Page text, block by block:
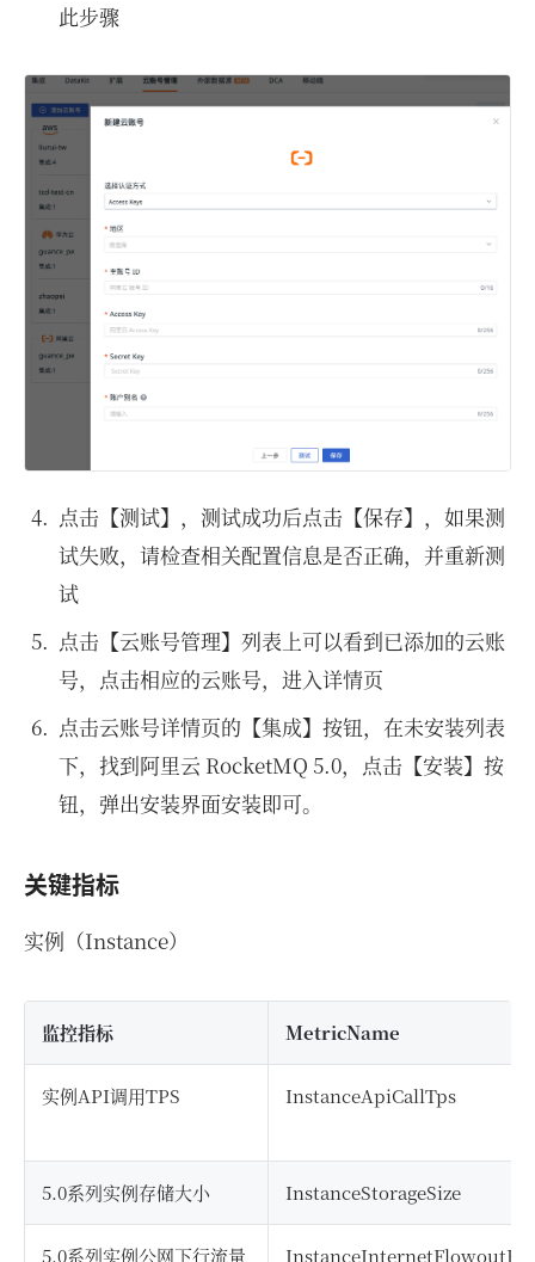
此步骤
点击【测试】，测试成功后点击【保存】，如果测
试失败，请检查相关配置信息是否正确，并重新测
试
点击【云账号管理】列表上可以看到已添加的云账
号，点击相应的云账号，进入详情页
点击云账号详情页的【集成】按钮，在未安装列表
下，找到阿里云 RocketMQ 5.0，点击【安装】按
钮，弹出安装界面安装即可。
关键指标
实例（Instance）
监控指标 MetricName
实例API调用TPS InstanceApiCallTps
5.0系列实例存储大小 InstanceStorageSize
5.0系列实例公网下行流量 InstanceInternetFlowoutBa